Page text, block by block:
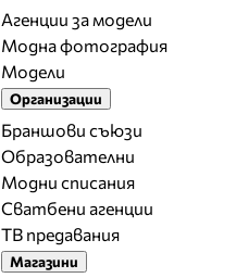
Агенции за модели
Модна фотография
Модели
Организации
Браншови съюзи
Образователни
Модни списания
Сватбени агенции
ТВ предавания
Магазини